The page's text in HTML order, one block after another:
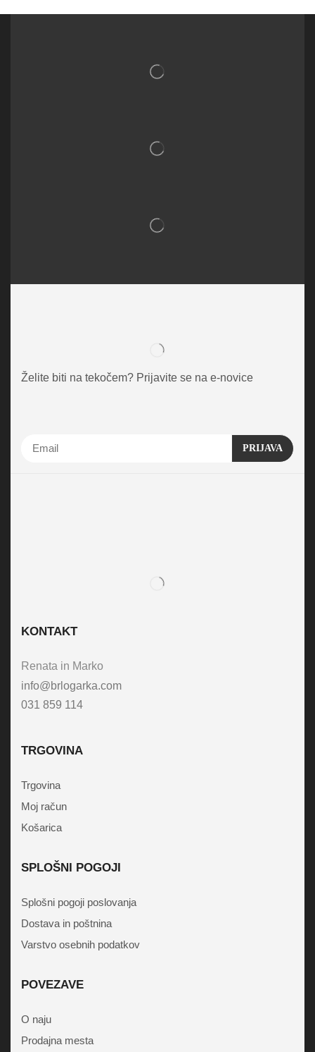
Želite biti na tekočem? Prijavite se na e-novice
KONTAKT
Renata in Marko
info@brlogarka.com
031 859 114
TRGOVINA
Trgovina
Moj račun
Košarica
SPLOŠNI POGOJI
Splošni pogoji poslovanja
Dostava in poštnina
Varstvo osebnih podatkov
POVEZAVE
O naju
Prodajna mesta